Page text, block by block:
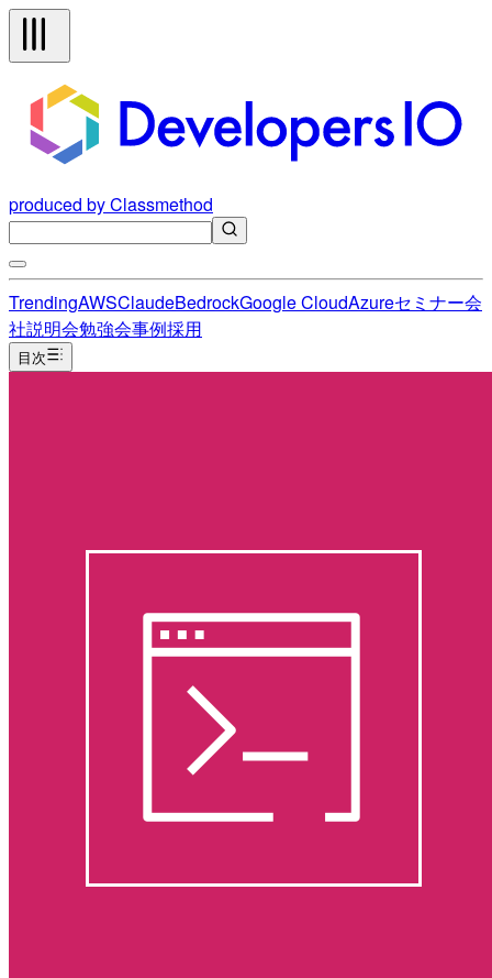
produced by Classmethod
TrendingAWSClaudeBedrockGoogle CloudAzureセミナー会
社説明会勉強会事例採用
目次